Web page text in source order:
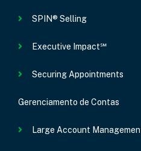
SPIN® Selling
Executive Impact℠
Securing Appointments
Gerenciamento de Contas
Large Account